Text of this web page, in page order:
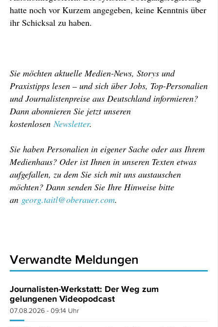
hatte noch vor Kurzem angegeben, keine Kenntnis über
ihr Schicksal zu haben.
Sie möchten aktuelle Medien-News, Storys und
Praxistipps lesen – und sich über Jobs, Top-Personalien
und Journalistenpreise aus Deutschland informieren?
Dann abonnieren Sie jetzt unseren
kostenlosenNewsletter.
Sie haben Personalien in eigener Sache oder aus Ihrem
Medienhaus? Oder ist Ihnen in unseren Texten etwas
aufgefallen, zu dem Sie sich mit uns austauschen
möchten? Dann senden Sie Ihre Hinweise bitte
an georg.taitl@oberauer.com.
Verwandte Meldungen
Journalisten-Werkstatt: Der Weg zum
gelungenen Videopodcast
07.08.2026 - 09:14 Uhr